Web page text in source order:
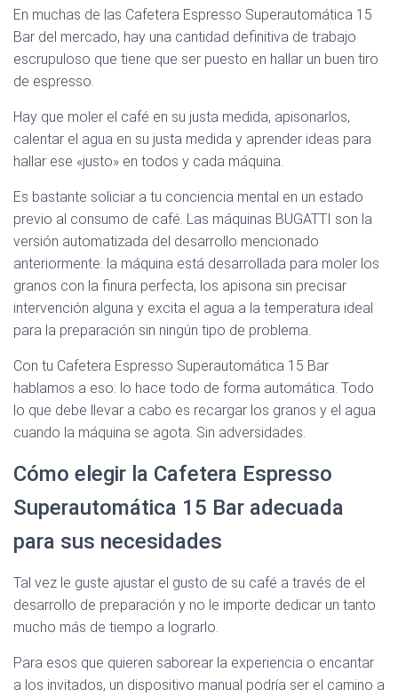
En muchas de las Cafetera Espresso Superautomática 15
Bar del mercado, hay una cantidad definitiva de trabajo
escrupuloso que tiene que ser puesto en hallar un buen tiro
de espresso.
Hay que moler el café en su justa medida, apisonarlos,
calentar el agua en su justa medida y aprender ideas para
hallar ese «justo» en todos y cada máquina.
Es bastante soliciar a tu conciencia mental en un estado
previo al consumo de café. Las máquinas BUGATTI son la
versión automatizada del desarrollo mencionado
anteriormente: la máquina está desarrollada para moler los
granos con la finura perfecta, los apisona sin precisar
intervención alguna y excita el agua a la temperatura ideal
para la preparación sin ningún tipo de problema.
Con tu Cafetera Espresso Superautomática 15 Bar
hablamos a eso: lo hace todo de forma automática. Todo
lo que debe llevar a cabo es recargar los granos y el agua
cuando la máquina se agota. Sin adversidades.
Cómo elegir la Cafetera Espresso
Superautomática 15 Bar adecuada
para sus necesidades
Tal vez le guste ajustar el gusto de su café a través de el
desarrollo de preparación y no le importe dedicar un tanto
mucho más de tiempo a lograrlo.
Para esos que quieren saborear la experiencia o encantar
a los invitados, un dispositivo manual podría ser el camino a